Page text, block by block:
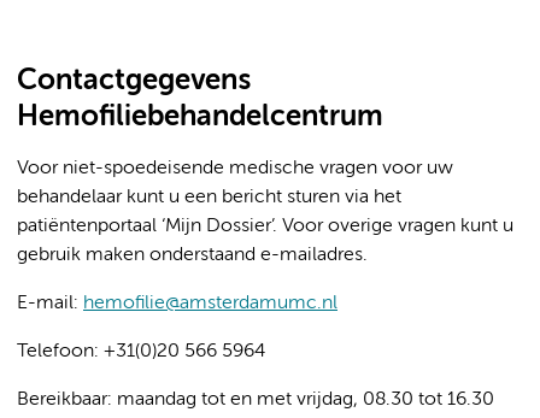
Contactgegevens
Hemofiliebehandelcentrum
Voor niet-spoedeisende medische vragen voor uw
behandelaar kunt u een bericht sturen via het
patiëntenportaal ‘Mijn Dossier’. Voor overige vragen kunt u
gebruik maken onderstaand e-mailadres.
E-mail: hemofilie@amsterdamumc.nl
Telefoon: +31(0)20 566 5964
Bereikbaar: maandag tot en met vrijdag, 08.30 tot 16.30